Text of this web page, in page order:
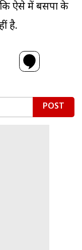
कि ऐसे में बसपा के
है.
POST